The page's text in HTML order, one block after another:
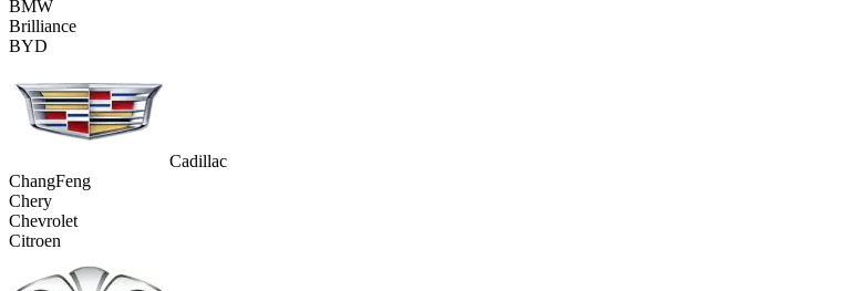
BMW
Brilliance
BYD
Cadillac
ChangFeng
Chery
Chevrolet
Citroen